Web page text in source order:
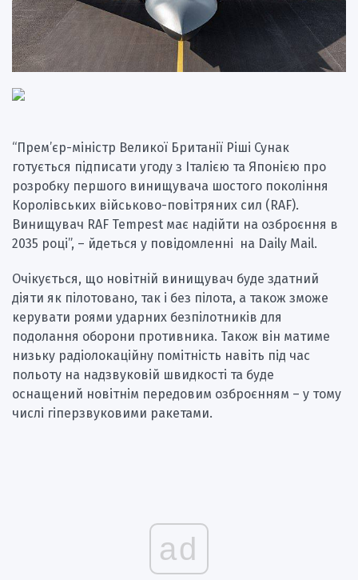
“Прем’єр-міністр Великої Британії Ріші Сунак
готується підписати угоду з Італією та Японією про
розробку першого винищувача шостого покоління
Королівських військово-повітряних сил (RAF).
Винищувач RAF Tempest має надійти на озброєння в
2035 році”, – йдеться у повідомленні на Daily Mail.
Очікується, що новітній винищувач буде здатний
діяти як пілотовано, так і без пілота, а також зможе
керувати роями ударних безпілотників для
подолання оборони противника. Також він матиме
низьку радіолокаційну помітність навіть під час
польоту на надзвуковій швидкості та буде
оснащений новітнім передовим озброєнням – у тому
числі гіперзвуковими ракетами.
ad